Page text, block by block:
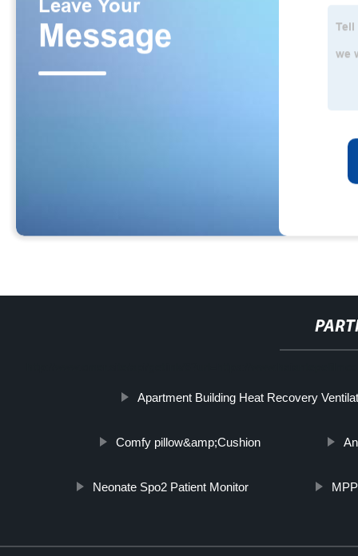
Apartment Building Heat Recovery
Comfy pillow&amp;Cushion
Neonate Spo2 Patient Monitor